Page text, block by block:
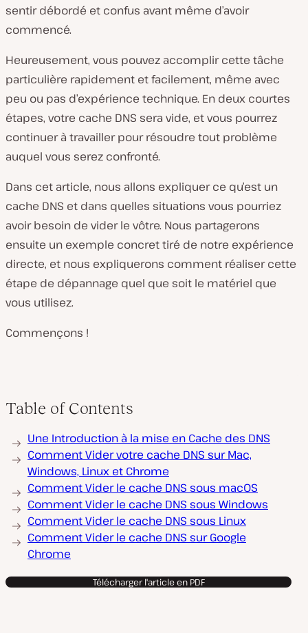
sentir débordé et confus avant même d’avoir
commencé.
Heureusement, vous pouvez accomplir cette tâche
particulière rapidement et facilement, même avec
peu ou pas d’expérience technique. En deux courtes
étapes, votre cache DNS sera vide, et vous pourrez
continuer à travailler pour résoudre tout problème
auquel vous serez confronté.
Dans cet article, nous allons expliquer ce qu’est un
cache DNS et dans quelles situations vous pourriez
avoir besoin de vider le vôtre. Nous partagerons
ensuite un exemple concret tiré de notre expérience
directe, et nous expliquerons comment réaliser cette
étape de dépannage quel que soit le matériel que
vous utilisez.
Commençons !
Table of Contents
Une Introduction à la mise en Cache des DNS
Comment Vider votre cache DNS sur Mac,
Windows, Linux et Chrome
Comment Vider le cache DNS sous macOS
Comment Vider le cache DNS sous Windows
Comment Vider le cache DNS sous Linux
Comment Vider le cache DNS sur Google
Chrome
Télécharger l'article en PDF